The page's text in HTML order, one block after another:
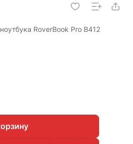
RoverBook Pro B412